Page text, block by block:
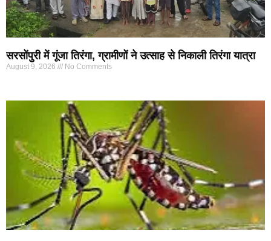
सरसोंपुरी में गूंजा तिरंगा, ग्रामीणों ने उत्साह से निकाली तिरंगा यात्रा
August 9, 2026 No Comments